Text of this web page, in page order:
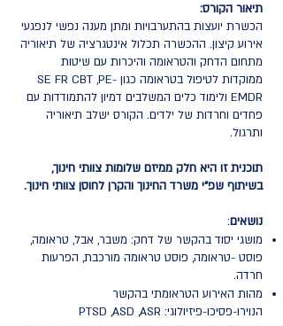
תיאור הקורס:
הכשרת יועצות בהתערבויות ומתן מענה נפשי לנפגעי
אירוע קיצון. ההכשרה תכלול אינטגרציה של תיאוריה
מתחום הדחק והטראומה והיכרות עם שיטות
ממוקדות לטיפול בטראומה כגון SE FR CBT ,PE-
EMDR ולימוד כלים המשלבים דמיון להתמודדות עם
פחדים וחרדות של ילדים. הקורס ישלב תיאוריה
ותרגול.
תוכנית זו היא חלק ממיזם שלומות צוותי חינוך,
בשיתוף שפ"י משרד החינוך והקרן לחוסן צוותי חינוך.
נושאים:
מושגי יסוד בהקשר של דחק: משבר, אבל, טראומה,
פוסט -טראומה, פוסט טראומה מורכבת, הפרעות
חרדה.
מהות האירוע הטראומתי בהקשר
הנוירו-פסיכו-פיזיולוגי: PTSD ,ASD ,ASR